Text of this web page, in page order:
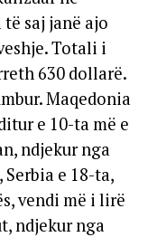
saj janë ajo
Totali i
630 dollarë.
Maqedonia
e 10-ta më e
ndjekur nga
e 18-ta,
vendi më i lirë
ndjekur nga